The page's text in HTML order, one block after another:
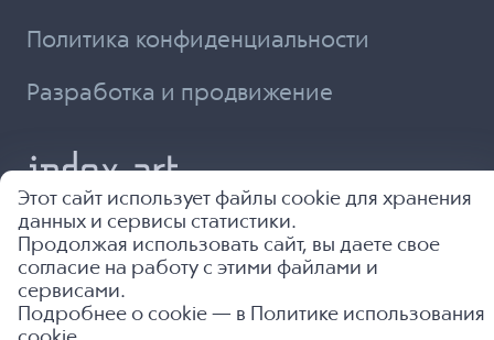
Политика конфиденциальности
Разработка и продвижение
Этот сайт использует файлы cookie для хранения
данных и сервисы статистики.
Продолжая использовать сайт, вы даете свое
согласие на работу с этими файлами и
сервисами.
Подробнее о cookie — в
Политике использования